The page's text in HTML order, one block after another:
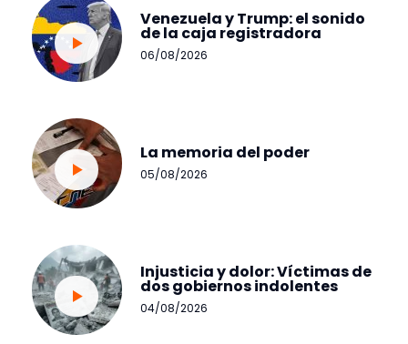
Venezuela y Trump: el sonido
de la caja registradora
06/08/2026
La memoria del poder
05/08/2026
Injusticia y dolor: Víctimas de
dos gobiernos indolentes
04/08/2026